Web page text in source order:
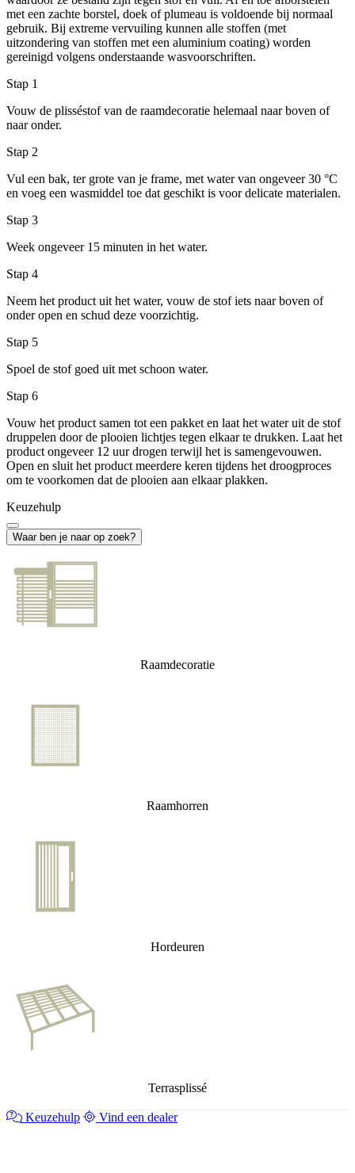
met een zachte borstel, doek of plumeau is voldoende bij normaal
gebruik. Bij extreme vervuiling kunnen alle stoffen (met
uitzondering van stoffen met een aluminium coating) worden
gereinigd volgens onderstaande wasvoorschriften.
Stap 1
Vouw de plisséstof van de raamdecoratie helemaal naar boven of
naar onder.
Stap 2
Vul een bak, ter grote van je frame, met water van ongeveer 30 °C
en voeg een wasmiddel toe dat geschikt is voor delicate materialen.
Stap 3
Week ongeveer 15 minuten in het water.
Stap 4
Neem het product uit het water, vouw de stof iets naar boven of
onder open en schud deze voorzichtig.
Stap 5
Spoel de stof goed uit met schoon water.
Stap 6
Vouw het product samen tot een pakket en laat het water uit de stof
druppelen door de plooien lichtjes tegen elkaar te drukken. Laat het
product ongeveer 12 uur drogen terwijl het is samengevouwen.
Open en sluit het product meerdere keren tijdens het droogproces
om te voorkomen dat de plooien aan elkaar plakken.
Keuzehulp
Waar ben je naar op zoek?
Raamdecoratie
Raamhorren
Hordeuren
Terrasplissé
Keuzehulp Vind een dealer